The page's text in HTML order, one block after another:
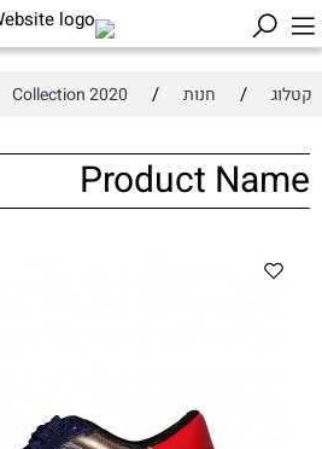
קטלוג / חנות /
Collection 2020
Product Name